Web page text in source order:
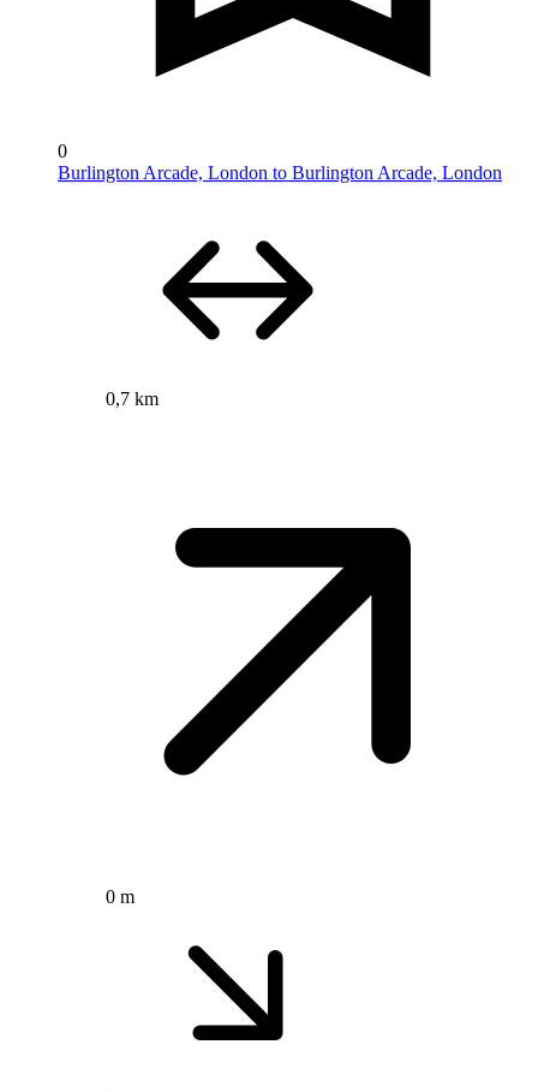
0
Burlington Arcade, London to Burlington Arcade, London
0,7 km
0 m